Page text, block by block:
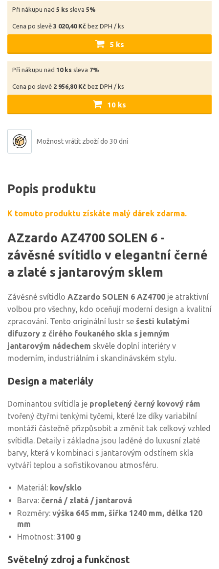
Při nákupu nad 5 ks sleva 5%
Cena po slevě 3 020,40 Kč bez DPH / ks
5 ks
Při nákupu nad 10 ks sleva 7%
Cena po slevě 2 956,80 Kč bez DPH / ks
10 ks
Možnost vrátit zboží do 30 dní
Popis produktu
K tomuto produktu získáte malý dárek zdarma.
AZzardo AZ4700 SOLEN 6 -
závěsné svítidlo v elegantní černé
a zlaté s jantarovým sklem
Závěsné svítidlo AZzardo SOLEN 6 AZ4700 je atraktivní
volbou pro všechny, kdo oceňují moderní design a kvalitní
zpracování. Tento originální lustr se šesti kulatými
difuzory z čirého foukaného skla s jemným
jantarovým nádechem skvěle doplní interiéry v
moderním, industriálním i skandinávském stylu.
Design a materiály
Dominantou svítidla je propletený černý kovový rám
tvořený čtyřmi tenkými tyčemi, které lze díky variabilní
montáži částečně přizpůsobit a změnit tak celkový vzhled
svítidla. Detaily i základna jsou laděné do luxusní zlaté
barvy, která v kombinaci s jantarovým odstínem skla
vytváří teplou a sofistikovanou atmosféru.
Materiál: kov/sklo
Barva: černá / zlatá / jantarová
Rozměry: výška 645 mm, šířka 1240 mm, délka 120
mm
Hmotnost: 3100 g
Světelný zdroj a funkčnost